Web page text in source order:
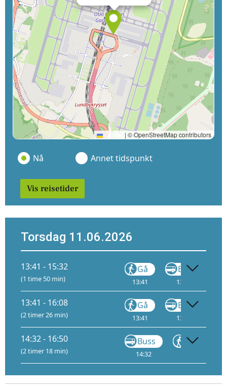
Leaflet | © OpenStreetMap contributors
Nå Annet tidspunkt
Vis reisetider
Torsdag 11.06.2026
13:41 - 15:32
(1 time 50 min)
Gå
13:41
Buss
13:55
13:41 - 16:08
(2 timer 26 min)
Gå
13:41
Buss
13:55
14:32 - 16:50
(2 timer 18 min)
Buss
14:32
Gå